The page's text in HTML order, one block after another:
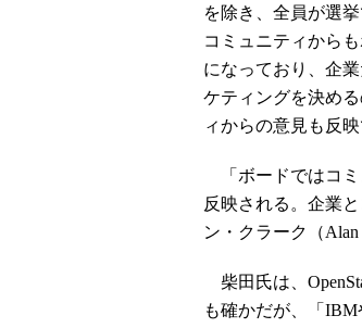
を除き、全員が選
コミュニティから
になっており、企
ケティングを決め
ィからの意見も反
「ボードではコミ
反映される。企業
ン・クラーク（
柴田氏は、
も確かだが、「